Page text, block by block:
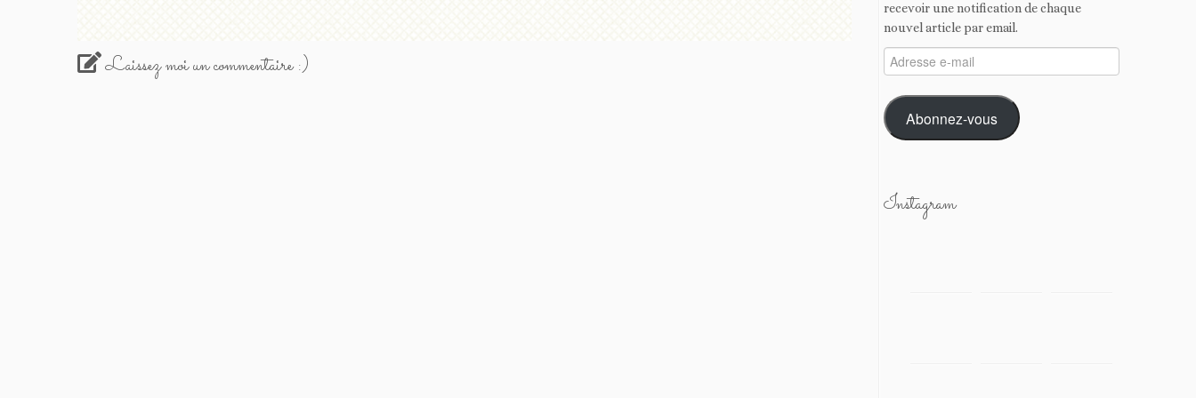
Laissez moi un commentaire :)
recevoir une notification de chaque
nouvel article par email.
Adresse
e-
mail
Abonnez-vous
Instagram